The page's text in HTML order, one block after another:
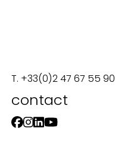
T. +33(0)2 47 67 55 90
contact